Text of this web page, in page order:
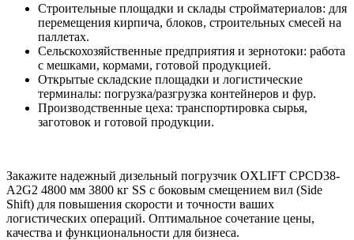
Строительные площадки и склады стройматериалов: для
перемещения кирпича, блоков, строительных смесей на
паллетах.
Сельскохозяйственные предприятия и зернотоки: работа
с мешками, кормами, готовой продукцией.
Открытые складские площадки и логистические
терминалы: погрузка/разгрузка контейнеров и фур.
Производственные цеха: транспортировка сырья,
заготовок и готовой продукции.
Закажите надежный дизельный погрузчик OXLIFT CPCD38-
A2G2 4800 мм 3800 кг SS с боковым смещением вил (Side
Shift) для повышения скорости и точности ваших
логистических операций. Оптимальное сочетание цены,
качества и функциональности для бизнеса.